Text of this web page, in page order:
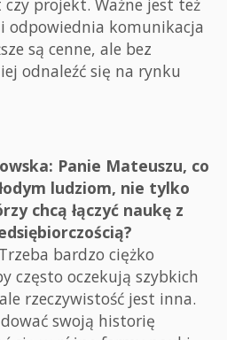
projekt. Ważne jest też
odpowiednia komunikacja
są cenne, ale bez
odnaleźć się na rynku
Panie Mateuszu, co
ludziom, nie tylko
chcą łączyć naukę z
Trzeba bardzo ciężko
często oczekują szybkich
rzeczywistość jest inna.
swoją historię